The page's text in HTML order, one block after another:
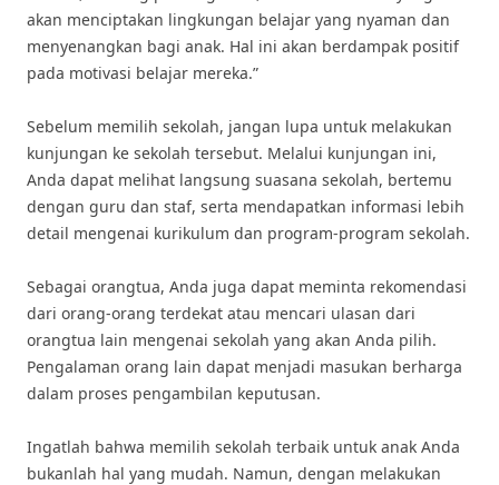
akan menciptakan lingkungan belajar yang nyaman dan
menyenangkan bagi anak. Hal ini akan berdampak positif
pada motivasi belajar mereka.”
Sebelum memilih sekolah, jangan lupa untuk melakukan
kunjungan ke sekolah tersebut. Melalui kunjungan ini,
Anda dapat melihat langsung suasana sekolah, bertemu
dengan guru dan staf, serta mendapatkan informasi lebih
detail mengenai kurikulum dan program-program sekolah.
Sebagai orangtua, Anda juga dapat meminta rekomendasi
dari orang-orang terdekat atau mencari ulasan dari
orangtua lain mengenai sekolah yang akan Anda pilih.
Pengalaman orang lain dapat menjadi masukan berharga
dalam proses pengambilan keputusan.
Ingatlah bahwa memilih sekolah terbaik untuk anak Anda
bukanlah hal yang mudah. Namun, dengan melakukan